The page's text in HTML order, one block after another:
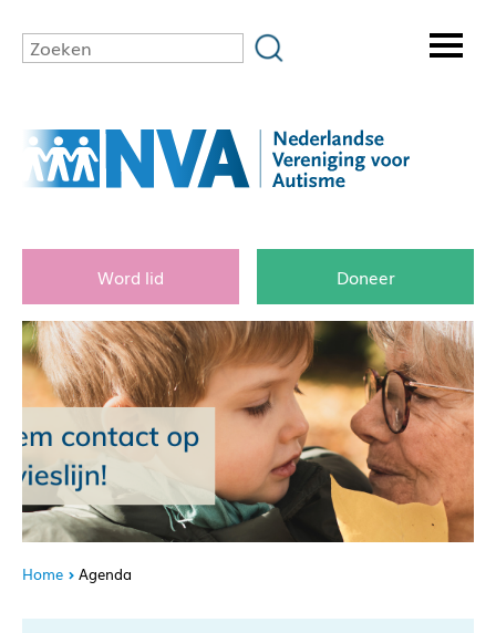
Word lid Doneer
Home Agenda